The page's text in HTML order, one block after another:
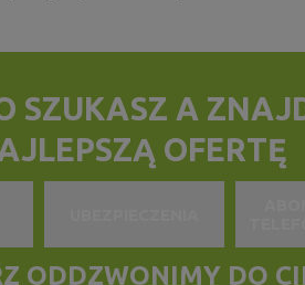
SZUKASZ A
OFERTĘ
ODDZWONIMY DO